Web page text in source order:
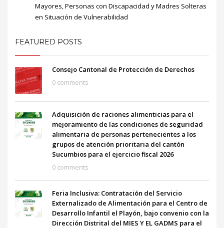
Mayores, Personas con Discapacidad y Madres Solteras
en Situación de Vulnerabilidad
FEATURED POSTS
Consejo Cantonal de Protección de Derechos
0 comments
Adquisición de raciones alimenticias para el
mejoramiento de las condiciones de seguridad
alimentaria de personas pertenecientes a los
grupos de atención prioritaria del cantón
Sucumbios para el ejercicio fiscal 2026
0 comments
Feria Inclusiva: Contratación del Servicio
Externalizado de Alimentación para el Centro de
Desarrollo Infantil el Playón, bajo convenio con la
Dirección Distrital del MIES Y EL GADMS para el